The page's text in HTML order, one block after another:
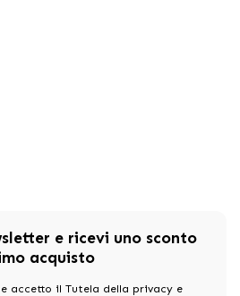
e ricevi uno sconto
acquisto
accetto il Tutela della privacy e